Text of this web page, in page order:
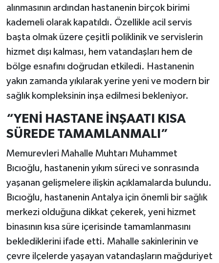
alınmasının ardından hastanenin birçok birimi
kademeli olarak kapatıldı. Özellikle acil servis
başta olmak üzere çeşitli poliklinik ve servislerin
hizmet dışı kalması, hem vatandaşları hem de
bölge esnafını doğrudan etkiledi. Hastanenin
yakın zamanda yıkılarak yerine yeni ve modern bir
sağlık kompleksinin inşa edilmesi bekleniyor.
“YENİ HASTANE İNŞAATI KISA
SÜREDE TAMAMLANMALI”
Memurevleri Mahalle Muhtarı Muhammet
Bıcıoğlu, hastanenin yıkım süreci ve sonrasında
yaşanan gelişmelere ilişkin açıklamalarda bulundu.
Bıcıoğlu, hastanenin Antalya için önemli bir sağlık
merkezi olduğuna dikkat çekerek, yeni hizmet
binasının kısa süre içerisinde tamamlanmasını
beklediklerini ifade etti. Mahalle sakinlerinin ve
çevre ilçelerde yaşayan vatandaşların mağduriyet